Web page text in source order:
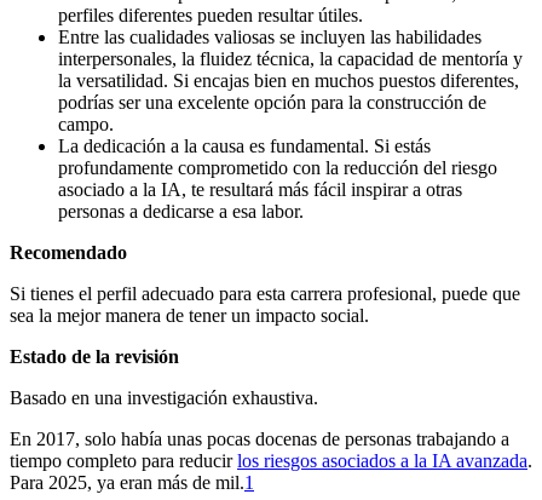
perfiles diferentes pueden resultar útiles.
Entre las cualidades valiosas se incluyen las habilidades
interpersonales, la fluidez técnica, la capacidad de mentoría y
la versatilidad. Si encajas bien en muchos puestos diferentes,
podrías ser una excelente opción para la construcción de
campo.
La dedicación a la causa es fundamental. Si estás
profundamente comprometido con la reducción del riesgo
asociado a la IA, te resultará más fácil inspirar a otras
personas a dedicarse a esa labor.
Recomendado
Si tienes el perfil adecuado para esta carrera profesional, puede que
sea la mejor manera de tener un impacto social.
Estado de la revisión
Basado en una investigación exhaustiva.
En 2017, solo había unas pocas docenas de personas trabajando a
tiempo completo para reducirlos riesgos asociados a la IA avanzada.
Para 2025, ya eran más de mil.⁠1